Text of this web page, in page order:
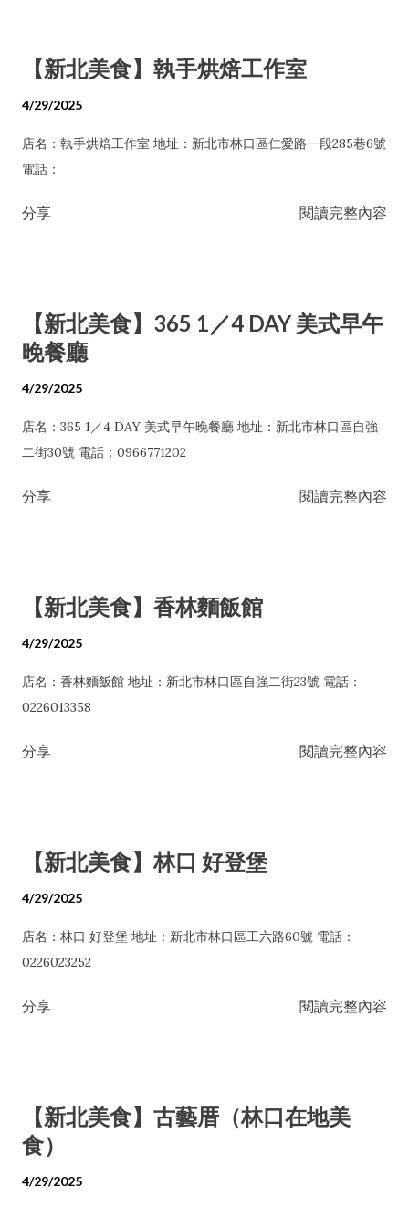
【新北美食】執手烘焙工作室
4/29/2025
店名：執手烘焙工作室 地址：新北市林口區仁愛路一段285巷6號
電話：
分享 閱讀完整內容
【新北美食】365 1／4 DAY 美式早午
晚餐廳
4/29/2025
店名：365 1／4 DAY 美式早午晚餐廳 地址：新北市林口區自強
二街30號 電話：0966771202
分享 閱讀完整內容
【新北美食】香林麵飯館
4/29/2025
店名：香林麵飯館 地址：新北市林口區自強二街23號 電話：
0226013358
分享 閱讀完整內容
【新北美食】林口 好登堡
4/29/2025
店名：林口 好登堡 地址：新北市林口區工六路60號 電話：
0226023252
分享 閱讀完整內容
【新北美食】古藝厝（林口在地美
食）
4/29/2025